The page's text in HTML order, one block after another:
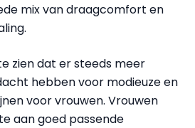
mix van draagcomfort en
zien dat er steeds meer
hebben voor modieuze en
voor vrouwen. Vrouwen
aan goed passende